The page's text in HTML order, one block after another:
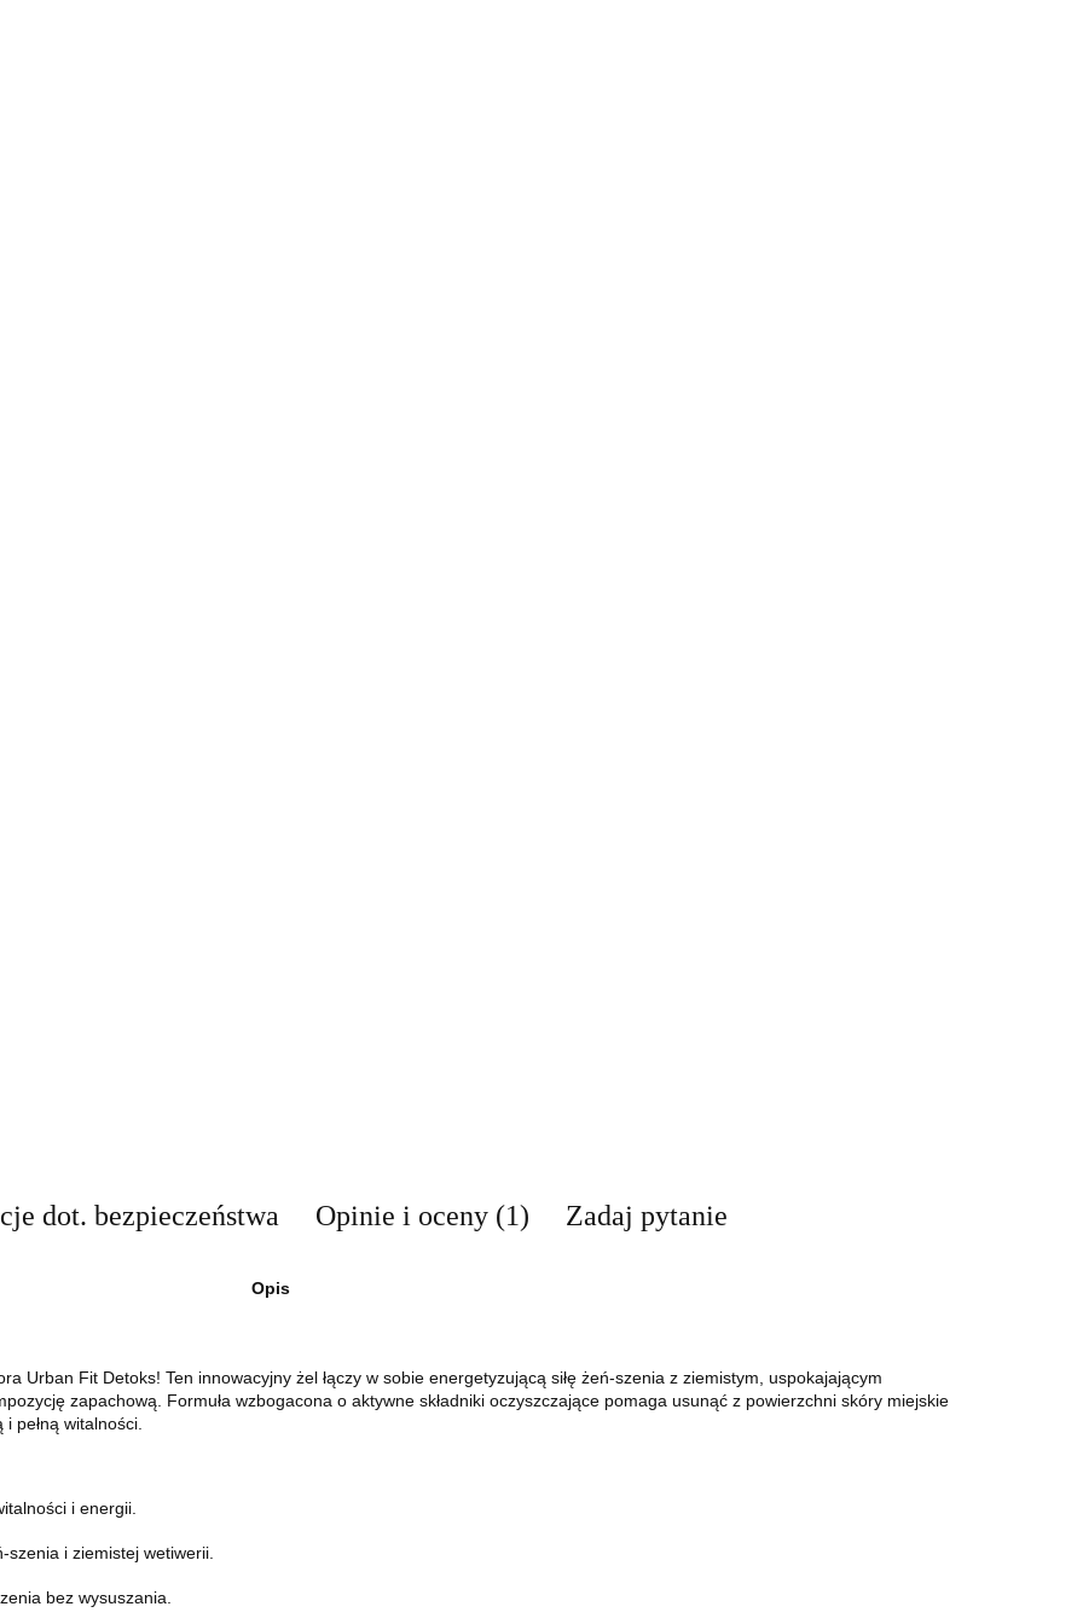
dot. bezpieczeństwa Opinie i oceny (1) Zadaj pytanie
Opis
Urban Fit Detoks! Ten innowacyjny żel łączy w sobie energetyzującą siłę żeń-szenia z ziemistym, uspokajającym
zapachową. Formuła wzbogacona o aktywne składniki oczyszczające pomaga usunąć z powierzchni skóry miejskie
pełną witalności.
i energii.
i ziemistej wetiwerii.
bez wysuszania.